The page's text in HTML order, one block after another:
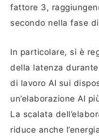
fattore 3,
secondo nella fase
In particolare, si è
della latenza
di lavoro AI sui
un’elaborazione AI
La scalata
riduce anche